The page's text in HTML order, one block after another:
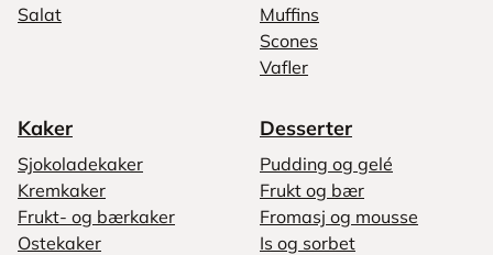
Salat
Muffins
Scones
Vafler
Kaker
Sjokoladekaker
Kremkaker
Frukt- og bærkaker
Ostekaker
Desserter
Pudding og gelé
Frukt og bær
Fromasj og mousse
Is og sorbet